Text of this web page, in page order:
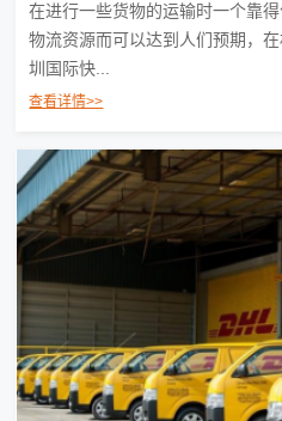
在进行一些货物的运输时一个靠
物流资源而可以达到人们预期，
圳国际快...
查看详情>>